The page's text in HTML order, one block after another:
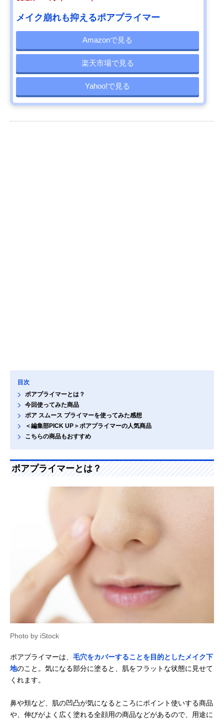
メイク崩れも抑えるポアプライマー
Amazonで見る
楽天市場で見る
Yahoo!で見る
目次
ポアプライマーとは？
今回使ってみた商品
ポア スムース プライマーを使ってみた感想
＜編集部PICK UP＞ポアプライマーの人気商品
こちらの商品もおすすめ
ポアプライマーとは？
Photo by iStock
ポアプライマーは、 毛穴をカバーすることを目的としたメイク下
地のこと。気になる部分に塗ると、肌をフラットな状態に見せて
くれます。
鼻や頬など、肌の凹凸が気になるところにポイント使いする商品
や、伸びがよく広く塗れる全顔用の商品などがあるので、用途に